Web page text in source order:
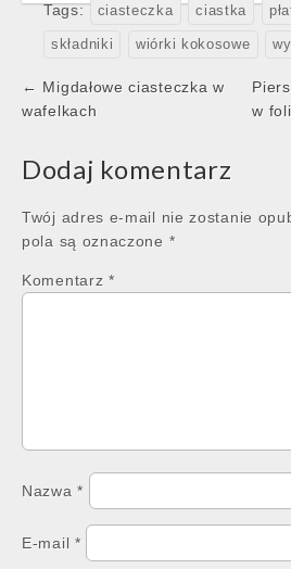
Tags: ciasteczka ciastka
składniki wiórki kokosowe
Post
navigation
← Migdałowe ciasteczka w
wafelkach
w
Dodaj komentarz
Twój adres e-mail nie zostanie
pola są oznaczone *
Komentarz *
Nazwa*
E-mail *